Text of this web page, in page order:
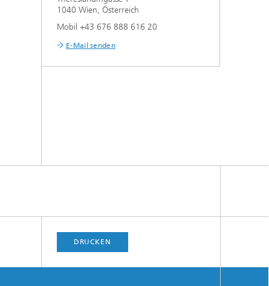
1040 Wien, Österreich
Mobil +43 676 888 616 20
E-Mail senden
DRUCKEN